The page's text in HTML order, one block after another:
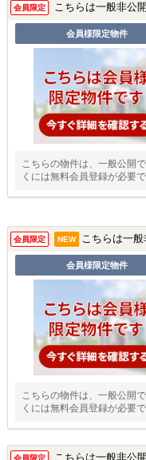
会員限定 こちらは一般非公
会員様限定物件
こちらの物件は、一般公開
くには無料会員登録が必要で
会員限定 NEW こちらは一般
会員様限定物件
こちらの物件は、一般公開
くには無料会員登録が必要で
こちらは一般非公